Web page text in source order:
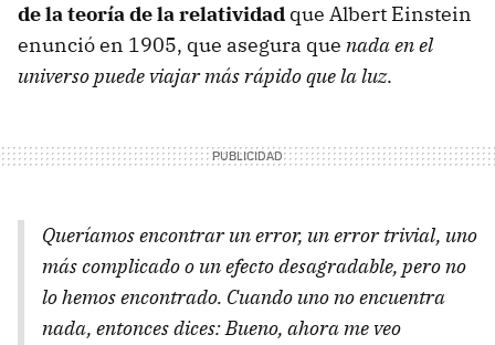
de la teoría de la relatividad que Albert Einstein
enunció en 1905, que asegura que nada en el
universo puede viajar más rápido que la luz.
Queríamos encontrar un error, un error trivial, uno
más complicado o un efecto desagradable, pero no
lo hemos encontrado. Cuando uno no encuentra
nada, entonces dices: Bueno, ahora me veo